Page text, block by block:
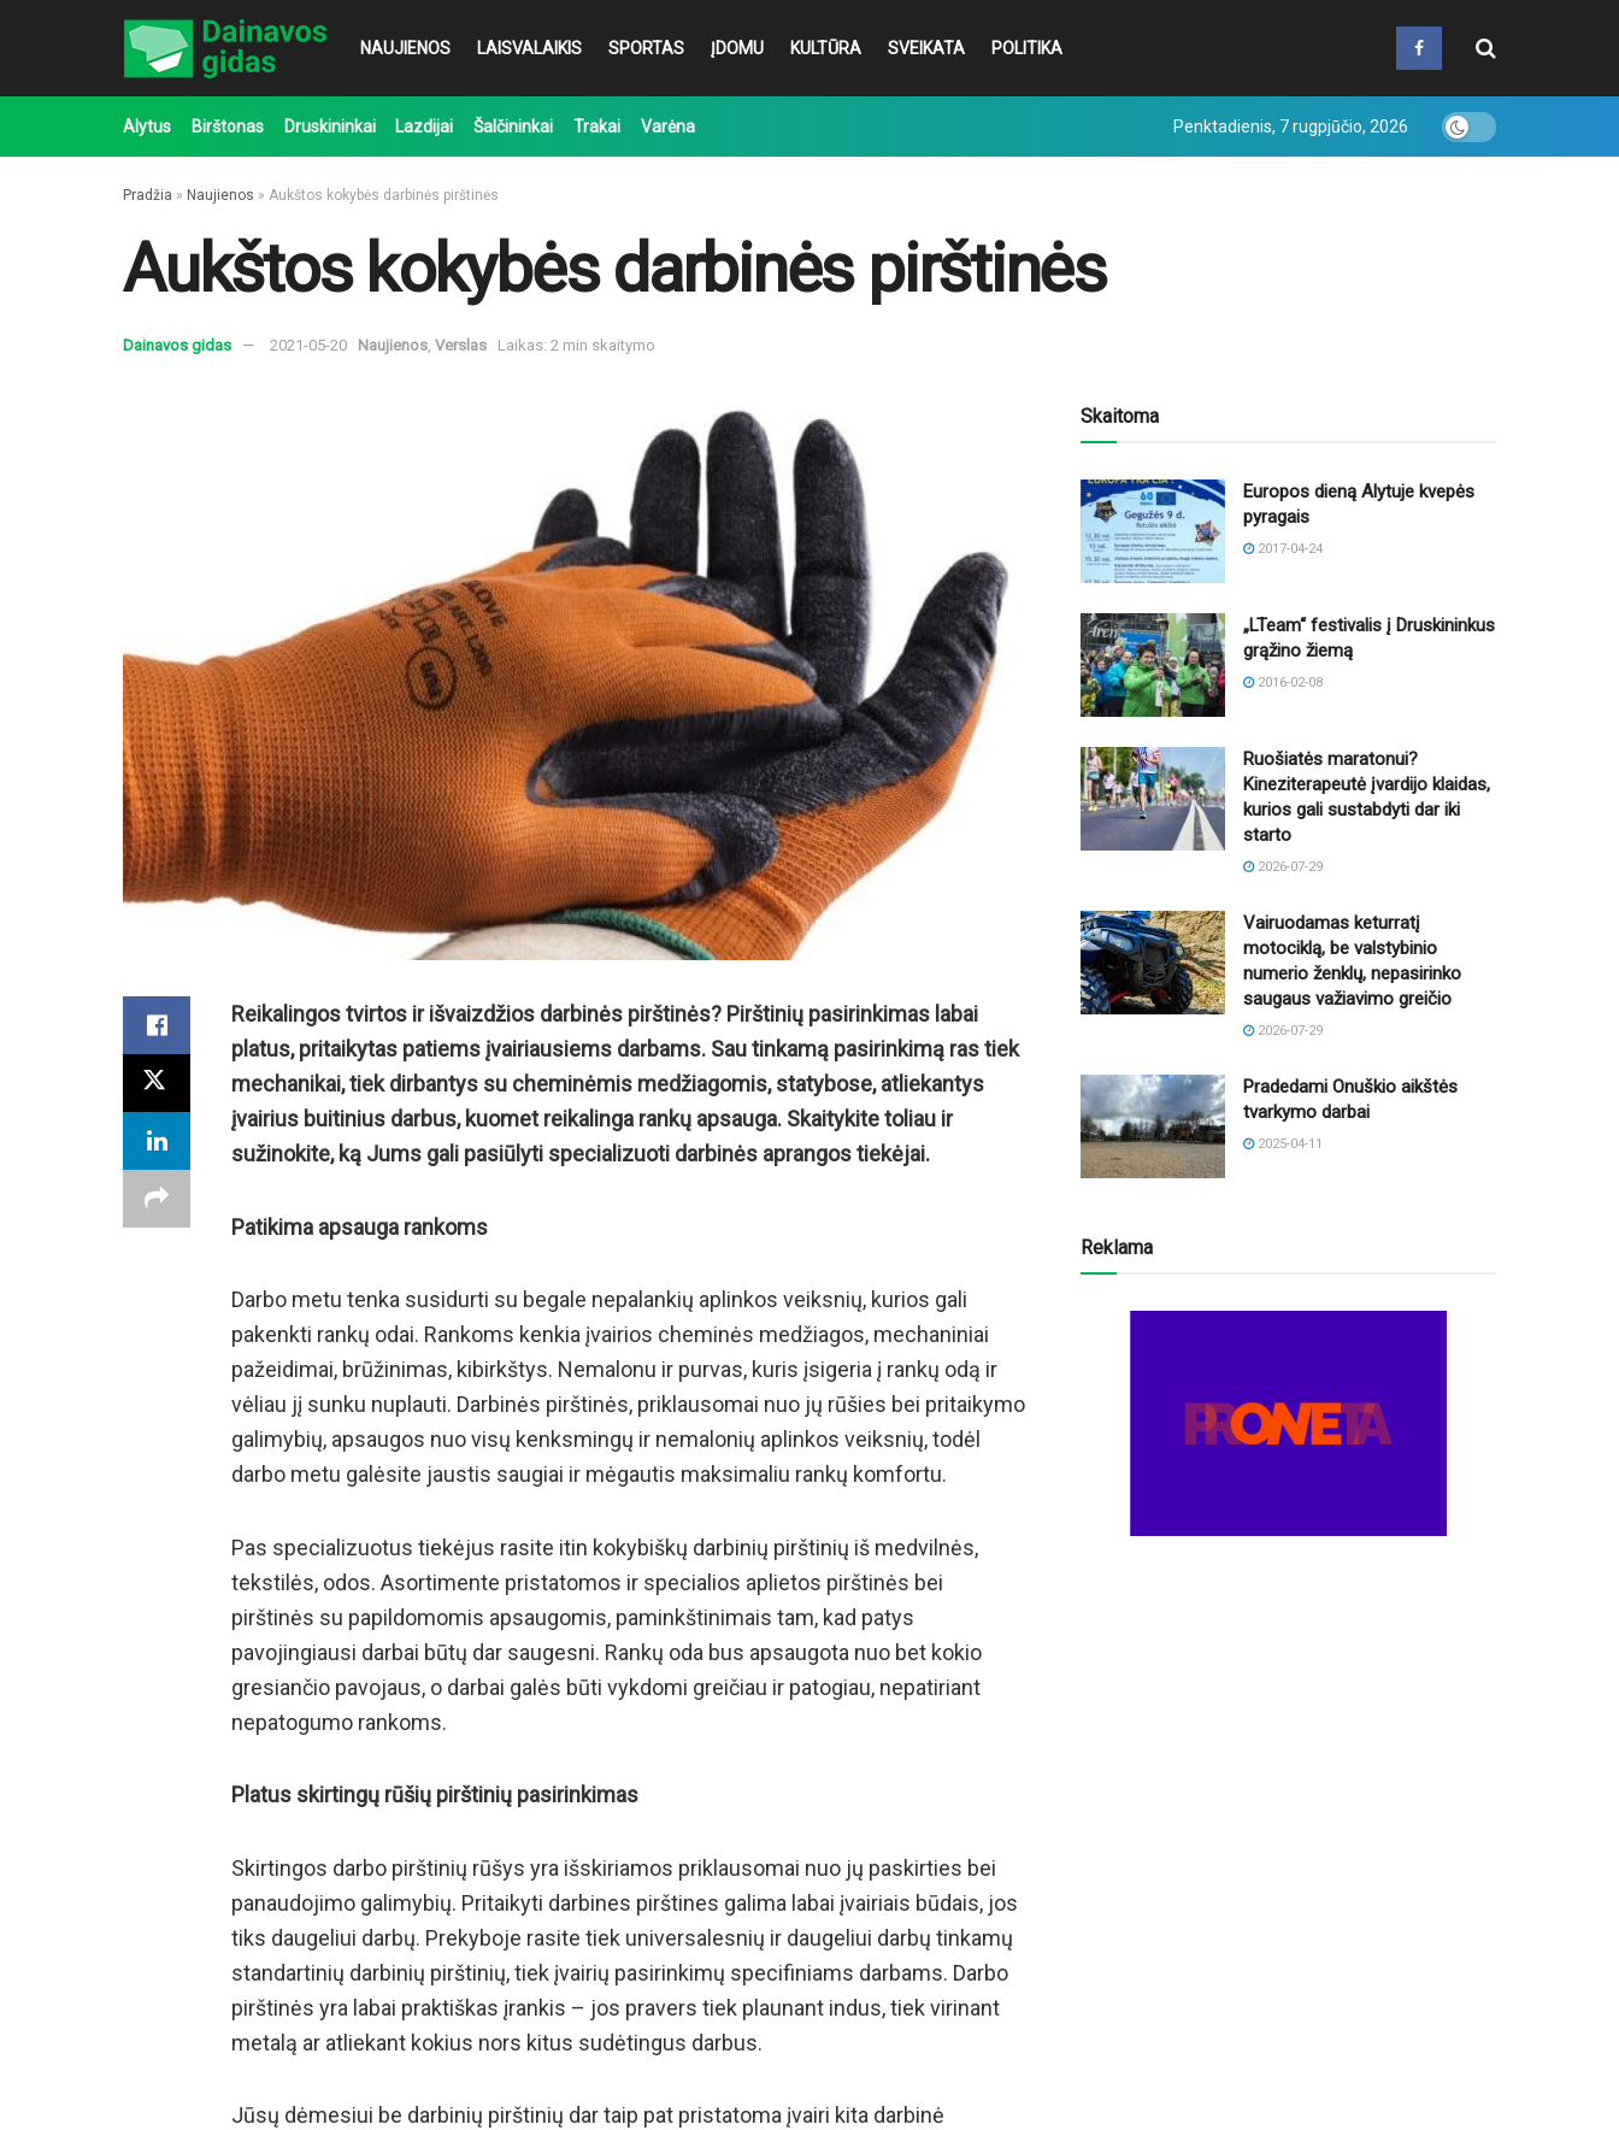
NAUJIENOS LAISVALAIKIS SPORTAS ĮDOMU KULTŪRA SVEIKATA POLITIKA
Alytus Birštonas Druskininkai Lazdijai Šalčininkai Trakai Varėna Penktadienis, 7 rugpjūčio, 2026
Pradžia » Naujienos » Aukštos kokybės darbinės pirštinės
Aukštos kokybės darbinės pirštinės
Dainavos gidas 2021-05-20 Naujienos, Verslas Laikas: 2 min skaitymo
Reikalingos tvirtos ir išvaizdžios darbinės pirštinės? Pirštinių pasirinkimas labai
platus, pritaikytas patiems įvairiausiems darbams. Sau tinkamą pasirinkimą ras tiek
mechanikai, tiek dirbantys su cheminėmis medžiagomis, statybose, atliekantys
įvairius buitinius darbus, kuomet reikalinga rankų apsauga. Skaitykite toliau ir
sužinokite, ką Jums gali pasiūlyti specializuoti darbinės aprangos tiekėjai.
Patikima apsauga rankoms
Darbo metu tenka susidurti su begale nepalankių aplinkos veiksnių, kurios gali
pakenkti rankų odai. Rankoms kenkia įvairios cheminės medžiagos, mechaniniai
pažeidimai, brūžinimas, kibirkštys. Nemalonu ir purvas, kuris įsigeria į rankų odą ir
vėliau jį sunku nuplauti. Darbinės pirštinės, priklausomai nuo jų rūšies bei pritaikymo
galimybių, apsaugos nuo visų kenksmingų ir nemalonių aplinkos veiksnių, todėl
darbo metu galėsite jaustis saugiai ir mėgautis maksimaliu rankų komfortu.
Pas specializuotus tiekėjus rasite itin kokybiškų darbinių pirštinių iš medvilnės,
tekstilės, odos. Asortimente pristatomos ir specialios aplietos pirštinės bei
pirštinės su papildomomis apsaugomis, paminkštinimais tam, kad patys
pavojingiausi darbai būtų dar saugesni. Rankų oda bus apsaugota nuo bet kokio
gresiančio pavojaus, o darbai galės būti vykdomi greičiau ir patogiau, nepatiriant
nepatogumo rankoms.
Platus skirtingų rūšių pirštinių pasirinkimas
Skirtingos darbo pirštinių rūšys yra išskiriamos priklausomai nuo jų paskirties bei
panaudojimo galimybių. Pritaikyti darbines pirštines galima labai įvairiais būdais, jos
tiks daugeliui darbų. Prekyboje rasite tiek universalesnių ir daugeliui darbų tinkamų
standartinių darbinių pirštinių, tiek įvairių pasirinkimų specifiniams darbams. Darbo
pirštinės yra labai praktiškas įrankis – jos pravers tiek plaunant indus, tiek virinant
metalą ar atliekant kokius nors kitus sudėtingus darbus.
Jūsų dėmesiui be darbinių pirštinių dar taip pat pristatoma įvairi kita darbinė
Skaitoma
Europos dieną Alytuje kvepės
pyragais
2017-04-24
„LTeam“ festivalis į Druskininkus
grąžino žiemą
2016-02-08
Ruošiatės maratonui?
Kineziterapeutė įvardijo klaidas,
kurios gali sustabdyti dar iki
starto
2026-07-29
Vairuodamas keturratį
motociklą, be valstybinio
numerio ženklų, nepasirinko
saugaus važiavimo greičio
2026-07-29
Pradedami Onuškio aikštės
tvarkymo darbai
2025-04-11
Reklama